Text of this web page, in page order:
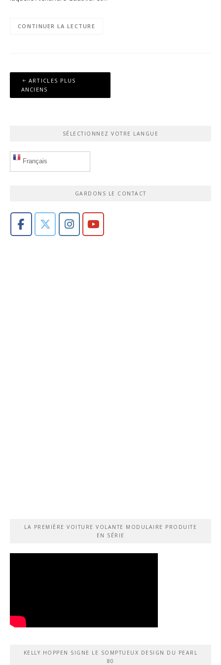
CONTINUER LA LECTURE
Navigation
des
ARTICLES PLUS
ANCIENS
SÉLECTIONNEZ VOTRE LANGUE
Français
GARDONS LE CONTACT
LA PREMIÈRE VOITURE VOLANTE MODULAIRE PRODUITE
EN SÉRIE
KELLY HOPPEN SIGNE LE SOMPTUEUX DESIGN DU PEARL
80